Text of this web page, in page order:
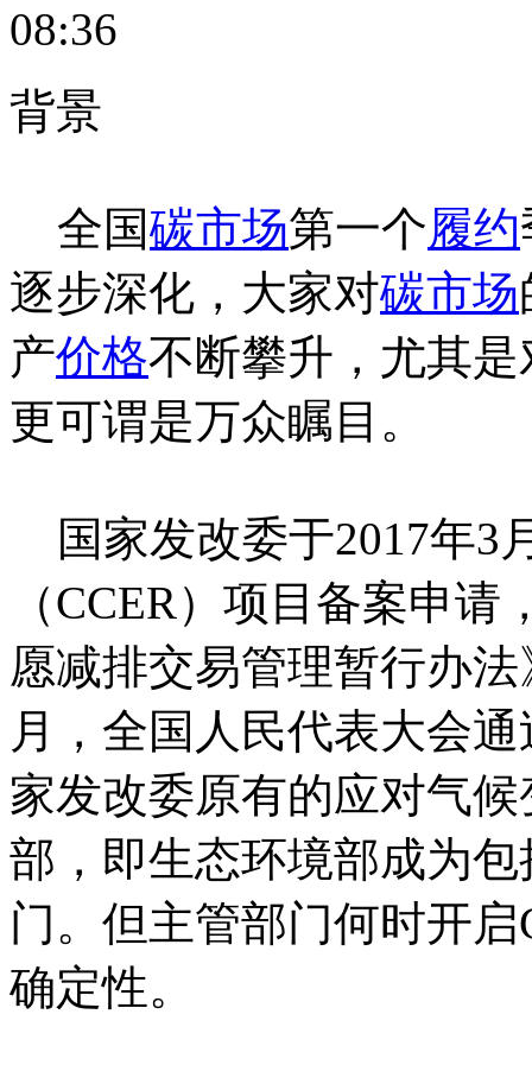
08:36
背景
全国碳市场第一个履约
逐步深化，大家对碳市场
产价格不断攀升，尤其是
更可谓是万众瞩目。
国家发改委于2017年3
（CCER）项目备案申
愿减排交易管理暂行办
月，全国人民代表大会
家发改委原有的应对气
部，即生态环境部成为
门。但主管部门何时开
确定性。